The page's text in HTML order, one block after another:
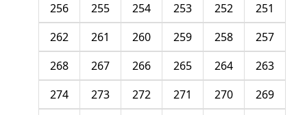
251
252
253
254
255
256
257
258
259
260
261
262
263
264
265
266
267
268
269
270
271
272
273
274